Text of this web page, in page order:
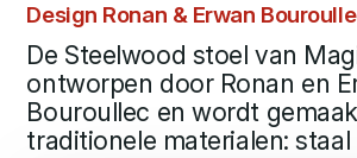
Design Ronan & Erwan
De Steelwood stoel van
ontworpen door Ronan en
Bouroullec en wordt
traditionele materialen: